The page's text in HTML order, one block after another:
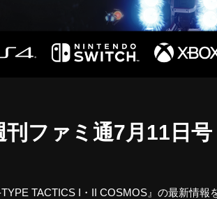
ファミ通7月11日号
TACTICS I・II COSMOS』の最新情報